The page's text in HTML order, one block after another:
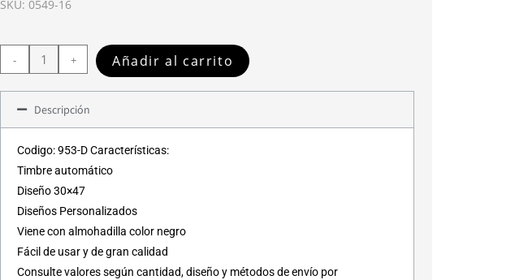
SKU: 0549-16
- + Añadir al carrito
Descripción
Codigo: 953-D Características:
Timbre automático
Diseño 30×47
Diseños Personalizados
Viene con almohadilla color negro
Fácil de usar y de gran calidad
Consulte valores según cantidad, diseño y métodos de envío por